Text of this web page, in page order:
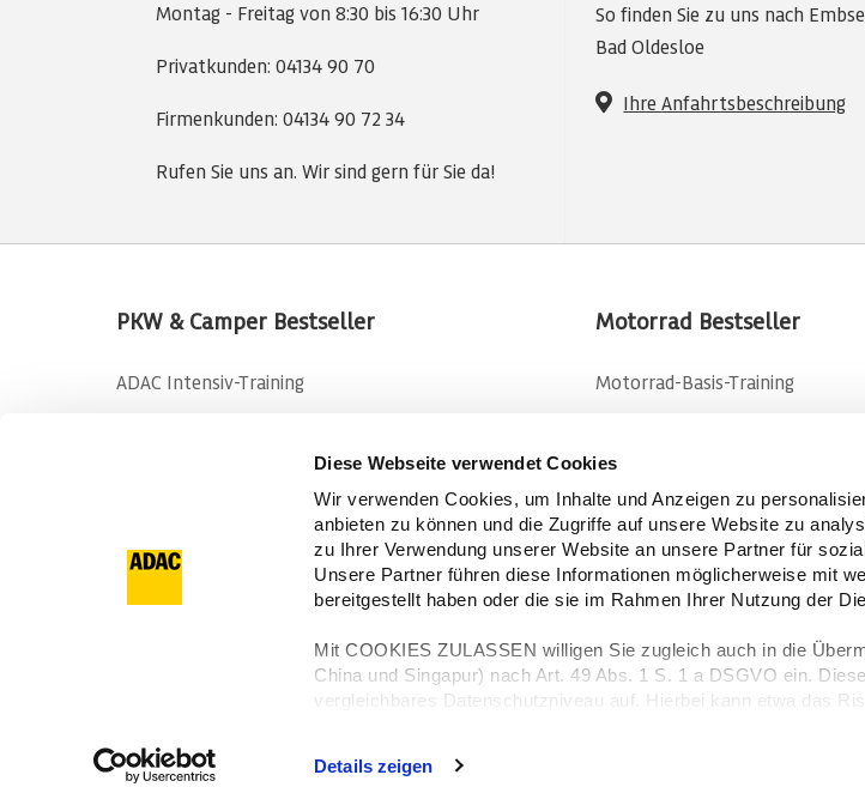
Diese Webseite verwendet Cookies
Wir verwenden Cookies, um Inhalte und Anzeigen zu
anbieten zu können und die Zugriffe auf unsere Website zu
zu Ihrer Verwendung unserer Website an unsere Partner für
Unsere Partner führen diese Informationen möglicherweise mit
bereitgestellt haben oder die sie im Rahmen Ihrer Nutzung der
Mit COOKIES ZULASSEN willigen Sie zugleich auch in die
China und Singapur) nach Art. 49 Abs. 1 S. 1 a DSGVO ein.
vergleichbares Datenschutzniveau auf. Hierbei kann etwa das
Details zeigen
Montag - Freitag von 8:30 bis 16:30 Uhr
Privatkunden: 04134 90 70
Firmenkunden: 04134 90 72 34
Rufen Sie uns an. Wir sind gern für Sie da!
So finden Sie zu uns nach
Bad Oldesloe
IhreAnfahrtsbeschreibung
PKW & Camper Bestseller
ADAC Intensiv-Training
Basis-Training in Embsen
Motorrad Bestseller
Motorrad-Basis-Training
Kurven-Basis-Training
Kurven-Intensiv-Training
Adventure-Bike-Training
© ADAC Fahrsicherheitszentrum Hansa · ADAC-Straße 1 · 21409 Embsen →